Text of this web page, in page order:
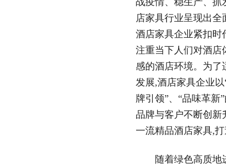
店家具行业呈现出
酒店家具企业紧扣时
注重当下人们对酒店
感的酒店环境。为
发展,酒店家具企业
牌引领”、“品味革新
品牌与客户不断创新
一流精品酒店家具,
随着绿色高质地